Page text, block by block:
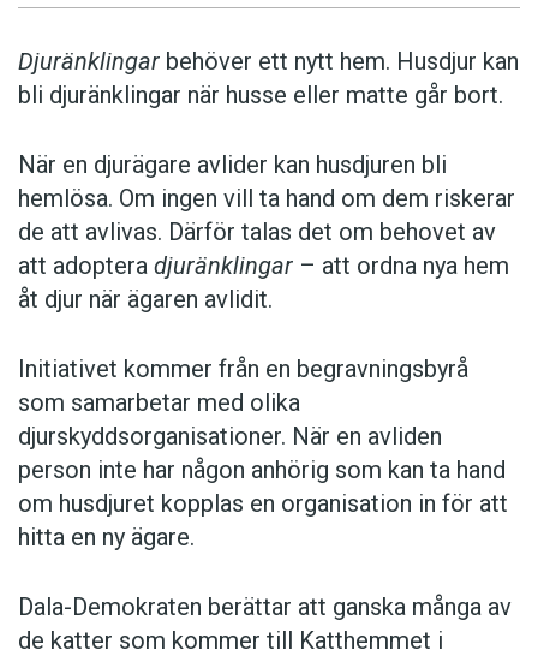
Djuränklingar behöver ett nytt hem. Husdjur kan
bli djuränklingar när husse eller matte går bort.
När en djurägare avlider kan husdjuren bli
hemlösa. Om ingen vill ta hand om dem riskerar
de att avlivas. Därför talas det om behovet av
att adoptera djuränklingar – att ordna nya hem
åt djur när ägaren avlidit.
Initiativet kommer från en begravningsbyrå
som samarbetar med olika
djurskyddsorganisationer. När en avliden
person inte har någon anhörig som kan ta hand
om husdjuret kopplas en organisation in för att
hitta en ny ägare.
Dala-Demokraten berättar att ganska många av
de katter som kommer till Katthemmet i